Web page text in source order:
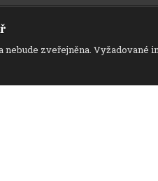
nebude zveřejněna. Vyžadované